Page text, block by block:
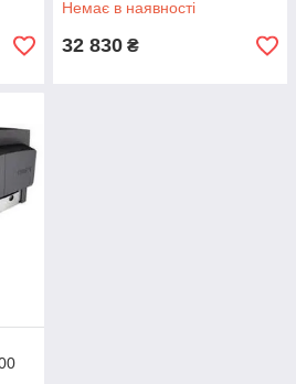
Немає в наявності
32 830 ₴